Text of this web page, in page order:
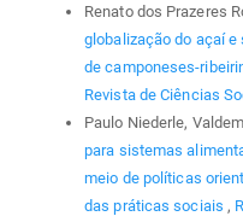
Renato dos Prazeres
globalização do açaí
de camponeses-
Revista de Ciências
Paulo Niederle,
para sistemas
meio de políticas
das práticas sociais ,